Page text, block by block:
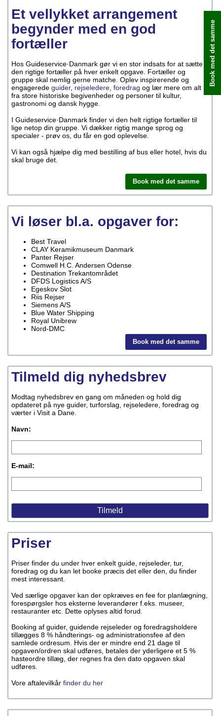
Et vellykket arrangement
begynder med en god
fortæller
Hos Guideservice·Danmark gør vi en stor indsats for at sætte
den rigtige fortæller på hver enkelt opgave. Fortæller og
gruppe skal nemlig gerne matche. Oplev inspirerende og
engagerede guider, rejseledere foredrag og lær mere om alt
fra store historiske begivenheder og personer til kultur,
gastronomi og dansk hygge.
I Guideservice·Danmark finder vi den helt rigtige fortæller til
lige netop din gruppe. Vi dækker rigtig mange sprog og
specialer - prøv os, du får en god oplevelse.
Vi kan også hjælpe dig med bestilling af bus eller hotel, hvis du
skal bruge det.
Book med det samme
Vi løser bl.a. opgaver for:
Best Travel
CLAY Keramikmuseum Danmark
Panter Rejser
Comwell H.C. Andersen Odense
Destination Trekantområdet
DFDS Logistics A/S
Egeskov Slot
Riis Rejser
Siemens A/S
Blue Water Shipping
Royal Unibrew
Nord-DMC
Book med det samme
Tilmeld dig nyhedsbrev
Modtag nyhedsbrev en gang om måneden og hold dig
opdateret på nye guider, turforslag, rejseledere, foredrag og
værter i Visit a Dane.
Navn:
E-mail:
Priser
Priser finder du under hver enkelt guide, rejseleder, tur,
foredrag og du kan let booke præcis det eller den, du finder
mest interessant.
Ved særlige opgaver kan der opkræves en fee for planlægning,
forespørgsler hos eksterne leverandører f.eks. museer,
restauranter etc. Dette oplyses altid forud.
Booking af guider, guidende rejseleder og foredragsholdere
tillægges 8 % håndterings- og administrationsfee af den
samlede ordresum. Hvis der er mindre end 21 dage til
opgaven/ordren skal udføres, betales der yderligere et 5 %
hasteordre tillæg, der regnes fra den dato opgaven skal
udføres.
Vore aftalevilkår finder du her
Book med det samme